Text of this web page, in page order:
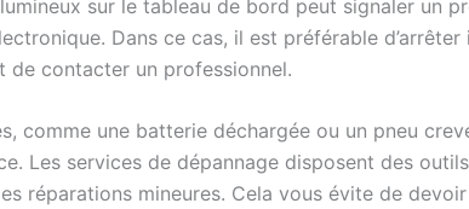
sur le tableau de bord peut signaler un
Dans ce cas, il est préférable
de contacter un professionnel.
comme une batterie déchargée ou un pneu
Les services de dépannage disposent des
réparations mineures. Cela vous évite de